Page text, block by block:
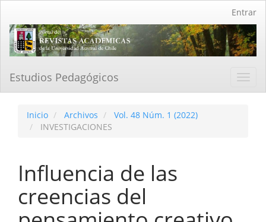
Contenido
principal
Barra
Entrar
Estudios Pedagógicos
Inicio Archivos
Vol. 48 Núm. 1 (2022)
INVESTIGACIONES
Influencia de las
creencias del